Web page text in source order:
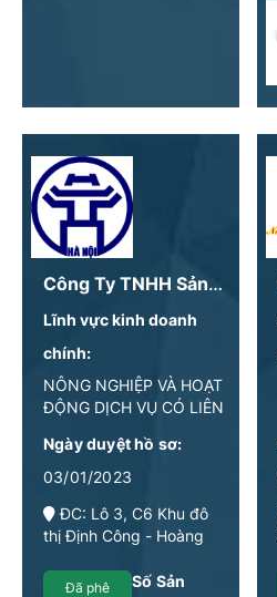
Công Ty TNHH Sản Xuất Đầu Tư Phát Triển Nông Nghiệp THASCOM
Lĩnh vực kinh doanh
chính:
NÔNG NGHIỆP VÀ HOẠT
ĐỘNG DỊCH VỤ CÓ LIÊN
Ngày duyệt hồ sơ:
03/01/2023
ĐC: Lô 3, C6 Khu đô
thị Định Công - Hoàng
Đã phê
Số Sản